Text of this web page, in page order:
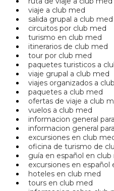
viaje a club med
salida grupal a club med
circuitos por club med
turismo en club med
itinerarios de club med
tour por club med
paquetes turisticos a
viaje grupal a club med
viajes organizados a
paquetes a club med
ofertas de viaje a club
vuelos a club med
informacion general
informacion general
excursiones en club
oficina de turismo de
guía en español en club
excursiones en español
hoteles en club med
tours en club med